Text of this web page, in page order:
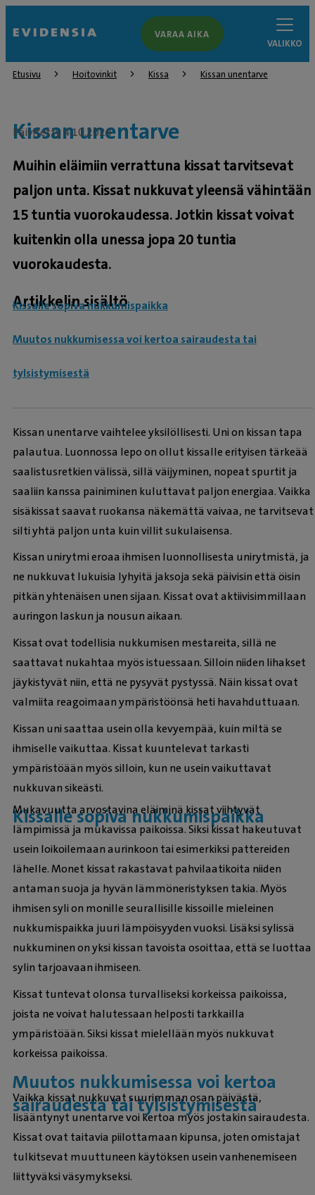
VARAA AIKA
VALIKKO
Etusivu Hoitovinkit Kissa Kissan unentarve
Kissan unentarve
Päivitetty 4.10.2024
Muihin eläimiin verrattuna kissat tarvitsevat
paljon unta. Kissat nukkuvat yleensä vähintään
15 tuntia vuorokaudessa. Jotkin kissat voivat
kuitenkin olla unessa jopa 20 tuntia
vuorokaudesta.
Artikkelin sisältö
Kissalle sopiva nukkumispaikka
Muutos nukkumisessa voi kertoa sairaudesta tai
tylsistymisestä
Kissan unentarve vaihtelee yksilöllisesti. Uni on kissan tapa
palautua. Luonnossa lepo on ollut kissalle erityisen tärkeää
saalistusretkien välissä, sillä väijyminen, nopeat spurtit ja
saaliin kanssa painiminen kuluttavat paljon energiaa. Vaikka
sisäkissat saavat ruokansa näkemättä vaivaa, ne tarvitsevat
silti yhtä paljon unta kuin villit sukulaisensa.
Kissan unirytmi eroaa ihmisen luonnollisesta unirytmistä, ja
ne nukkuvat lukuisia lyhyitä jaksoja sekä päivisin että öisin
pitkän yhtenäisen unen sijaan. Kissat ovat aktiivisimmillaan
auringon laskun ja nousun aikaan.
Kissat ovat todellisia nukkumisen mestareita, sillä ne
saattavat nukahtaa myös istuessaan. Silloin niiden lihakset
jäykistyvät niin, että ne pysyvät pystyssä. Näin kissat ovat
valmiita reagoimaan ympäristöönsä heti havahduttuaan.
Kissan uni saattaa usein olla kevyempää, kuin miltä se
ihmiselle vaikuttaa. Kissat kuuntelevat tarkasti
ympäristöään myös silloin, kun ne usein vaikuttavat
nukkuvan sikeästi.
Kissalle sopiva nukkumispaikka
Mukavuutta arvostavina eläiminä kissat viihtyvät
lämpimissä ja mukavissa paikoissa. Siksi kissat hakeutuvat
usein loikoilemaan aurinkoon tai esimerkiksi pattereiden
lähelle. Monet kissat rakastavat pahvilaatikoita niiden
antaman suoja ja hyvän lämmöneristyksen takia. Myös
ihmisen syli on monille seurallisille kissoille mieleinen
nukkumispaikka juuri lämpöisyyden vuoksi. Lisäksi sylissä
nukkuminen on yksi kissan tavoista osoittaa, että se luottaa
sylin tarjoavaan ihmiseen.
Kissat tuntevat olonsa turvalliseksi korkeissa paikoissa,
joista ne voivat halutessaan helposti tarkkailla
ympäristöään. Siksi kissat mielellään myös nukkuvat
korkeissa paikoissa.
Muutos nukkumisessa voi kertoa
sairaudesta tai tylsistymisestä
Vaikka kissat nukkuvat suurimman osan päivästä,
lisääntynyt unentarve voi kertoa myös jostakin sairaudesta.
Kissat ovat taitavia piilottamaan kipunsa, joten omistajat
tulkitsevat muuttuneen käytöksen usein vanhenemiseen
liittyväksi väsymykseksi.